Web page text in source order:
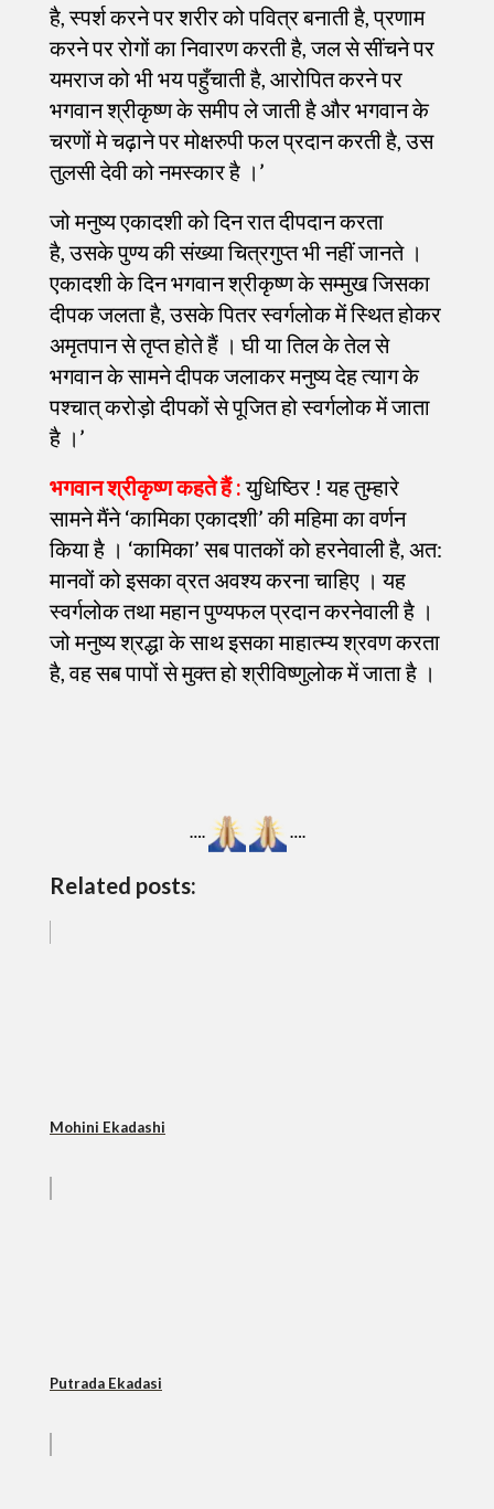
है, स्पर्श करने पर शरीर को पवित्र बनाती है, प्रणाम
करने पर रोगों का निवारण करती है, जल से सींचने पर
यमराज को भी भय पहुँचाती है, आरोपित करने पर
भगवान श्रीकृष्ण के समीप ले जाती है और भगवान के
चरणों मे चढ़ाने पर मोक्षरुपी फल प्रदान करती है, उस
तुलसी देवी को नमस्कार है ।’
जो मनुष्य एकादशी को दिन रात दीपदान करता
है, उसके पुण्य की संख्या चित्रगुप्त भी नहीं जानते ।
एकादशी के दिन भगवान श्रीकृष्ण के सम्मुख जिसका
दीपक जलता है, उसके पितर स्वर्गलोक में स्थित होकर
अमृतपान से तृप्त होते हैं । घी या तिल के तेल से
भगवान के सामने दीपक जलाकर मनुष्य देह त्याग के
पश्चात् करोड़ो दीपकों से पूजित हो स्वर्गलोक में जाता
है ।’
भगवान श्रीकृष्ण कहते हैं : युधिष्ठिर ! यह तुम्हारे
सामने मैंने ‘कामिका एकादशी’ की महिमा का वर्णन
किया है । ‘कामिका’ सब पातकों को हरनेवाली है, अत:
मानवों को इसका व्रत अवश्य करना चाहिए । यह
स्वर्गलोक तथा महान पुण्यफल प्रदान करनेवाली है ।
जो मनुष्य श्रद्धा के साथ इसका माहात्म्य श्रवण करता
है, वह सब पापों से मुक्त हो श्रीविष्णुलोक में जाता है ।
…. ….
Related posts:
Mohini Ekadashi
Putrada Ekadasi